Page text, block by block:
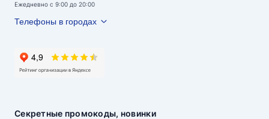
Секретные промокоды, новинки
Ежедневно с 9:00 до 20:00
Телефоны в городах